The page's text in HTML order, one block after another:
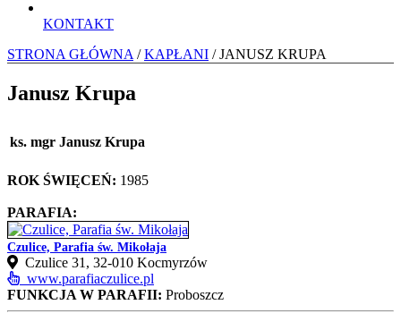
KONTAKT
STRONA GŁÓWNA /KAPŁANI / JANUSZ KRUPA
Janusz Krupa
ks. mgr Janusz Krupa
ROK ŚWIĘCEŃ: 1985
PARAFIA:
Czulice, Parafia św. Mikołaja
Czulice 31, 32‑010 Kocmyrzów
www.parafiaczulice.pl
FUNKCJA W PARAFII: Proboszcz